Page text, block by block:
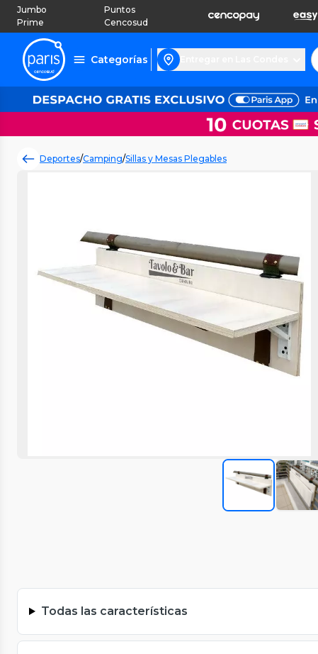
Jumbo
Prime
Puntos
Cencosud
Categorías
Deportes/Camping/Sillas y Mesas Plegables
Todas las características